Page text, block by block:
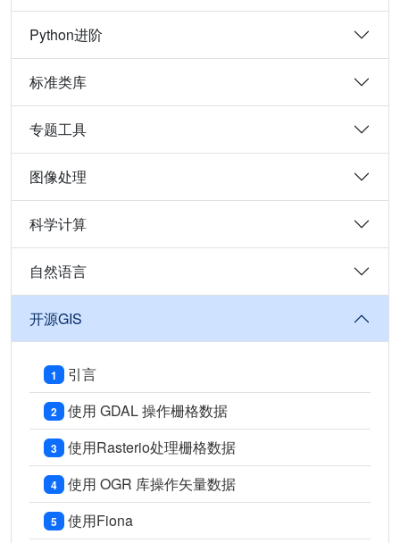
Python进阶
标准类库
专题工具
图像处理
科学计算
自然语言
开源GIS
1 引言
2 使用 GDAL 操作栅格数据
3 使用Rasterio处理栅格数据
4 使用 OGR 库操作矢量数据
5 使用Fiona